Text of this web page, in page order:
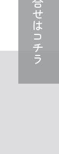
コチラ